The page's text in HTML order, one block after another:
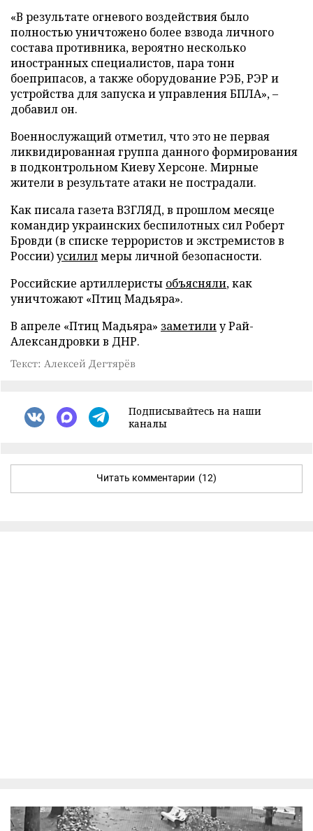
«В результате огневого воздействия было
полностью уничтожено более взвода личного
состава противника, вероятно несколько
иностранных специалистов, пара тонн
боеприпасов, а также оборудование РЭБ, РЭР и
устройства для запуска и управления БПЛА», –
добавил он.
Военнослужащий отметил, что это не первая
ликвидированная группа данного формирования
в подконтрольном Киеву Херсоне. Мирные
жители в результате атаки не пострадали.
Как писала газета ВЗГЛЯД, в прошлом месяце
командир украинских беспилотных сил Роберт
Бровди (в списке террористов и экстремистов в
России)усилилмеры личной безопасности.
Российские артиллеристы объясняли, как
уничтожают «Птиц Мадьяра».
В апреле «Птиц Мадьяра» заметилиу Рай-
Александровки в ДНР.
Текст: Алексей Дегтярёв
Подписывайтесь на наши
каналы
Читать комментарии (12)